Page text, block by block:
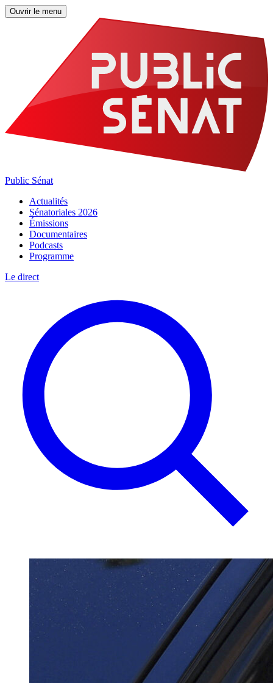
Ouvrir le menu
Public Sénat
Actualités
Sénatoriales 2026
Émissions
Documentaires
Podcasts
Programme
Le direct